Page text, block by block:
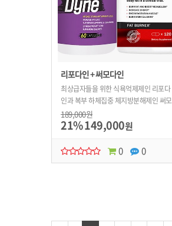
리포다인 + 써모다인
최상급자들을 위한 식욕억제제인 리포다
인과 복부 하체집중 체지방분해제인 써모
다인과의 콜라보. 확실한 효과와 확실한
반응!!!
189,000원
21%149,000원
0
0